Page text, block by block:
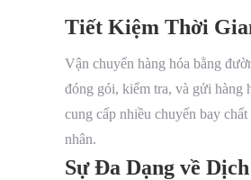
Tiết Kiệm Thời
Vận chuyển hàng hóa bằng
đóng gói, kiểm tra, và gửi hàng
cung cấp nhiều chuyến bay
nhân.
Sự Đa Dạng về